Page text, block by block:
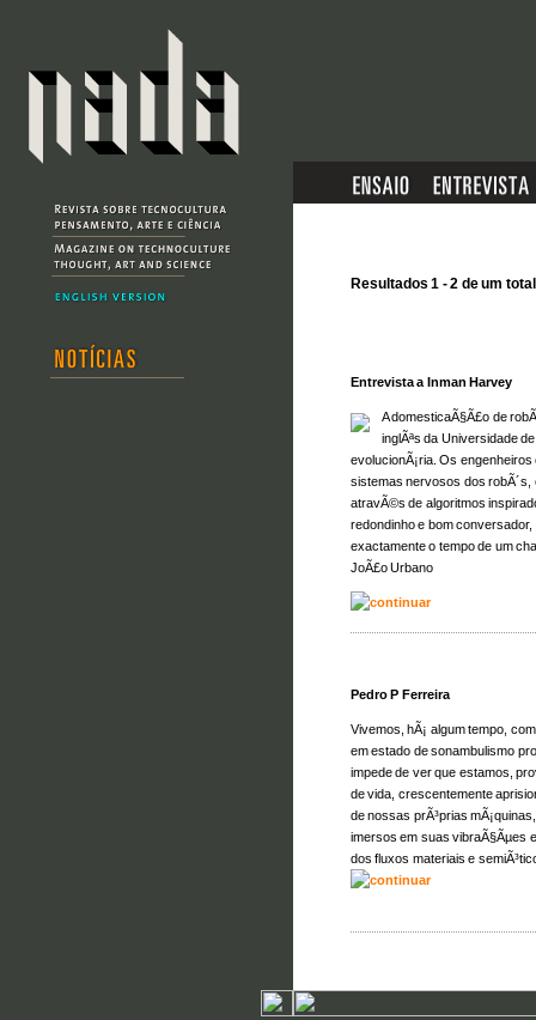
Resultados 1 - 2 de um
Entrevista a Inman Harvey
A domesticaÃ§Ã£o de
inglÃªs da Universidade
evolucionÃ¡ria. Os
sistemas nervosos dos
atravÃ©s de algoritmos
redondinho e bom
exactamente o tempo de um
JoÃ£o Urbano
Pedro P Ferreira
Vivemos, hÃ¡ algum tempo,
em estado de sonambulismo
impede de ver que estamos,
de vida, crescentemente
de nossas prÃ³prias
imersos em suas vibraÃ§Ãµes
dos fluxos materiais e